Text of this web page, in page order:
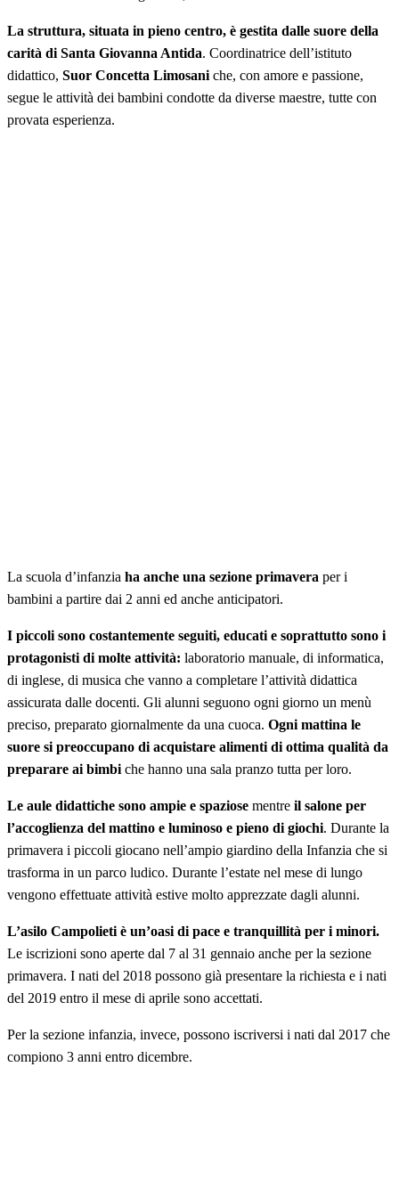
La struttura, situata in pieno centro, è gestita dalle suore della
carità di Santa Giovanna Antida. Coordinatrice dell’istituto
didattico, Suor Concetta Limosani che, con amore e passione,
segue le attività dei bambini condotte da diverse maestre, tutte con
provata esperienza.
La scuola d’infanzia ha anche una sezione primavera per i
bambini a partire dai 2 anni ed anche anticipatori.
I piccoli sono costantemente seguiti, educati e soprattutto sono i
protagonisti di molte attività: laboratorio manuale, di informatica,
di inglese, di musica che vanno a completare l’attività didattica
assicurata dalle docenti. Gli alunni seguono ogni giorno un menù
preciso, preparato giornalmente da una cuoca. Ogni mattina le
suore si preoccupano di acquistare alimenti di ottima qualità da
preparare ai bimbi che hanno una sala pranzo tutta per loro.
Le aule didattiche sono ampie e spaziose mentre il salone per
l’accoglienza del mattino e luminoso e pieno di giochi. Durante la
primavera i piccoli giocano nell’ampio giardino della Infanzia che si
trasforma in un parco ludico. Durante l’estate nel mese di lungo
vengono effettuate attività estive molto apprezzate dagli alunni.
L’asilo Campolieti è un’oasi di pace e tranquillità per i minori.
Le iscrizioni sono aperte dal 7 al 31 gennaio anche per la sezione
primavera. I nati del 2018 possono già presentare la richiesta e i nati
del 2019 entro il mese di aprile sono accettati.
Per la sezione infanzia, invece, possono iscriversi i nati dal 2017 che
compiono 3 anni entro dicembre.